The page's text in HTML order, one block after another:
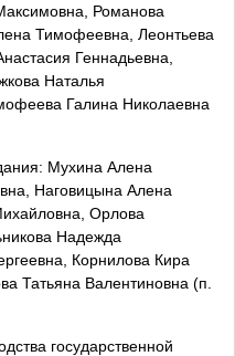
Романова
Тимофеевна, Леонтьева
Геннадьевна,
Наталья
Галина Николаевна
Мухина Алена
Наговицына Алена
Орлова
Надежда
Корнилова Кира
Татьяна Валентиновна (п.
государственной